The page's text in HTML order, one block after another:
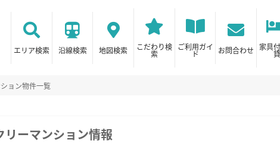
エリア検索 沿線検索 地図検索 こだわり検
索
ご利用ガイ
ド お問合わせ 家具
貸
ョン物件一覧
リーマンション情報